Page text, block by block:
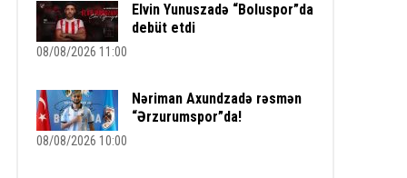
Elvin Yunuszadə “Boluspor”da
debüt etdi
08/08/2026 11:00
Nəriman Axundzadə rəsmən
“Ərzurumspor”da!
08/08/2026 10:00